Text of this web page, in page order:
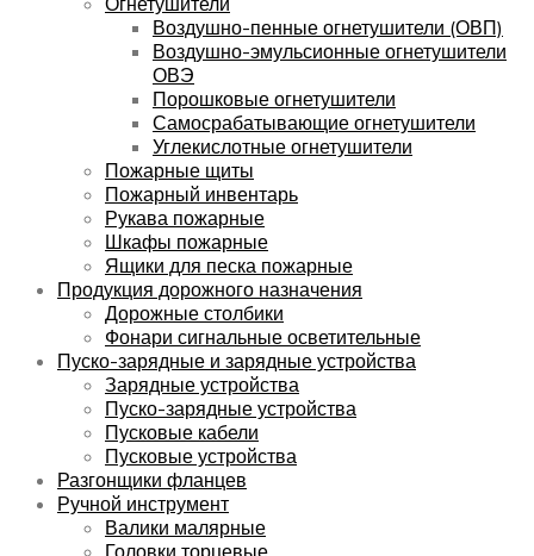
Воздушно-пенные огнетушители (ОВП)
Воздушно-эмульсионные огнетушители
ОВЭ
Порошковые огнетушители
Самосрабатывающие огнетушители
Углекислотные огнетушители
Пожарные щиты
Пожарный инвентарь
Рукава пожарные
Шкафы пожарные
Ящики для песка пожарные
Продукция дорожного назначения
Дорожные столбики
Фонари сигнальные осветительные
Пуско-зарядные и зарядные устройства
Зарядные устройства
Пуско-зарядные устройства
Пусковые кабели
Пусковые устройства
Разгонщики фланцев
Ручной инструмент
Валики малярные
Головки торцевые